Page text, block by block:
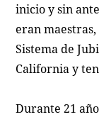
inicio y sin
eran
Sistema de
California y
Durante 21